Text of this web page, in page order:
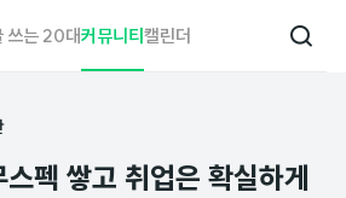
쓰는 20대커뮤니티캘린더
검
펙 쌓고 취업은 확실하게